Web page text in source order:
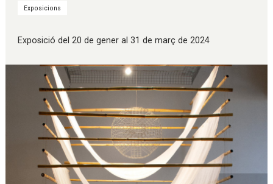
Exposicions
Exposició del 20 de gener al 31 de març de 2024